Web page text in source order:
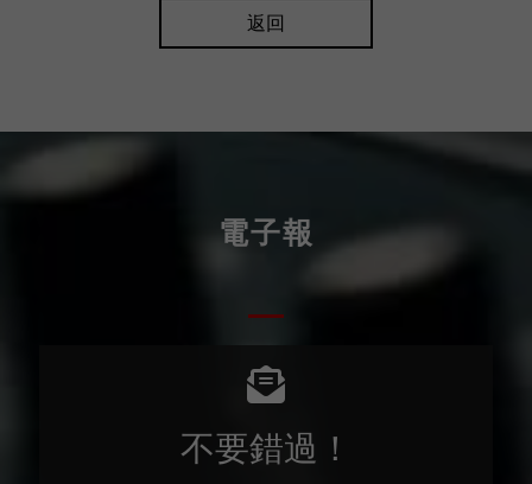
返回
電子報
不要錯過！